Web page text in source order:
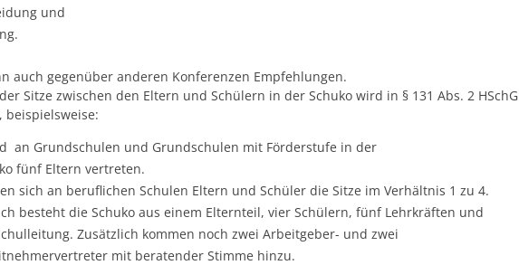
und
auch gegenüber anderen Konferenzen Empfehlungen.
Sitze zwischen den Eltern und Schülern in der Schuko wird in § 131 Abs. 2 HSchG
beispielsweise:
an Grundschulen und Grundschulen mit Förderstufe in der
fünf Eltern vertreten.
sich an beruflichen Schulen Eltern und Schüler die Sitze im Verhältnis 1 zu 4.
besteht die Schuko aus einem Elternteil, vier Schülern, fünf Lehrkräften und
Zusätzlich kommen noch zwei Arbeitgeber- und zwei
mit beratender Stimme hinzu.